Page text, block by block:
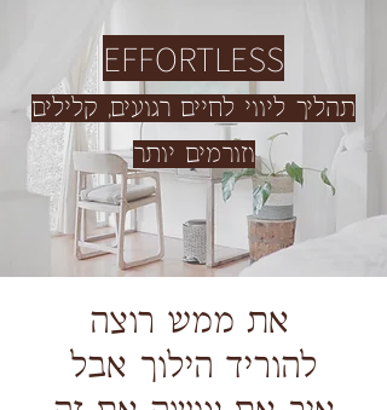
EFFORTLESS
תהליך ליווי לחיים רגועים, קלילים
וזורמים יותר
את ממש רוצה
להוריד הילוך אבל